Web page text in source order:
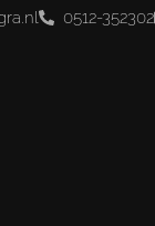
0512-352302